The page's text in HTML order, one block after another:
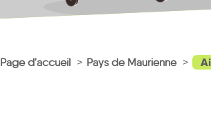
Page d'accueil Pays de Maurienne